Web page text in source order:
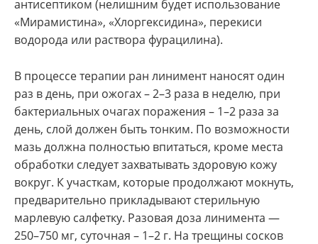
антисептиком (нелишним будет использование
«Мирамистина», «Хлоргексидина», перекиси
водорода или раствора фурацилина).
В процессе терапии ран линимент наносят один
раз в день, при ожогах – 2–3 раза в неделю, при
бактериальных очагах поражения – 1–2 раза за
день, слой должен быть тонким. По возможности
мазь должна полностью впитаться, кроме места
обработки следует захватывать здоровую кожу
вокруг. К участкам, которые продолжают мокнуть,
предварительно прикладывают стерильную
марлевую салфетку. Разовая доза линимента —
250–750 мг, суточная – 1–2 г. На трещины сосков